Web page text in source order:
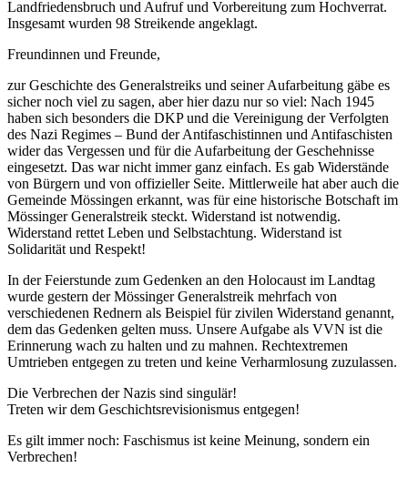
Landfriedensbruch und Aufruf und Vorbereitung zum Hochverrat.
Insgesamt wurden 98 Streikende angeklagt.
Freundinnen und Freunde,
zur Geschichte des Generalstreiks und seiner Aufarbeitung gäbe es
sicher noch viel zu sagen, aber hier dazu nur so viel: Nach 1945
haben sich besonders die DKP und die Vereinigung der Verfolgten
des Nazi Regimes – Bund der Antifaschistinnen und Antifaschisten
wider das Vergessen und für die Aufarbeitung der Geschehnisse
eingesetzt. Das war nicht immer ganz einfach. Es gab Widerstände
von Bürgern und von offizieller Seite. Mittlerweile hat aber auch die
Gemeinde Mössingen erkannt, was für eine historische Botschaft im
Mössinger Generalstreik steckt. Widerstand ist notwendig.
Widerstand rettet Leben und Selbstachtung. Widerstand ist
Solidarität und Respekt!
In der Feierstunde zum Gedenken an den Holocaust im Landtag
wurde gestern der Mössinger Generalstreik mehrfach von
verschiedenen Rednern als Beispiel für zivilen Widerstand genannt,
dem das Gedenken gelten muss. Unsere Aufgabe als VVN ist die
Erinnerung wach zu halten und zu mahnen. Rechtextremen
Umtrieben entgegen zu treten und keine Verharmlosung zuzulassen.
Die Verbrechen der Nazis sind singulär!
Treten wir dem Geschichtsrevisionismus entgegen!
Es gilt immer noch: Faschismus ist keine Meinung, sondern ein
Verbrechen!